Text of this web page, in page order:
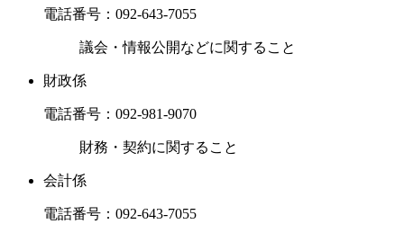
電話番号： 092-643-7055
議会・情報公開などに関すること
財政係
電話番号： 092-981-9070
財務・契約に関すること
会計係
電話番号： 092-643-7055